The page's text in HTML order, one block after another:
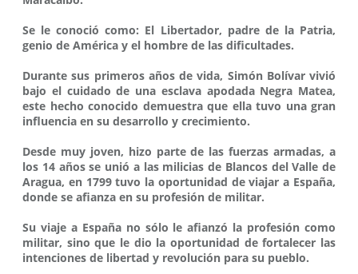
Se le conoció como: El Libertador, padre de la Patria,
genio de América y el hombre de las dificultades.
Durante sus primeros años de vida, Simón Bolívar vivió
bajo el cuidado de una esclava apodada Negra Matea,
este hecho conocido demuestra que ella tuvo una gran
influencia en su desarrollo y crecimiento.
Desde muy joven, hizo parte de las fuerzas armadas, a
los 14 años se unió a las milicias de Blancos del Valle de
Aragua, en 1799 tuvo la oportunidad de viajar a España,
donde se afianza en su profesión de militar.
Su viaje a España no sólo le afianzó la profesión como
militar, sino que le dio la oportunidad de fortalecer las
intenciones de libertad y revolución para su pueblo.